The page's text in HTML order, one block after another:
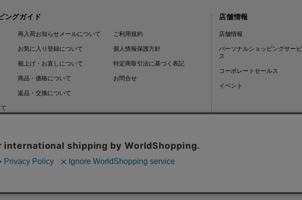
ングガイド
再入荷お知らせメールについて
お気に入り登録について
裾上げ・お直しについて
商品・価格について
返品・交換について
ご利用規約
個人情報保護方針
特定商取引法に基づく表記
お問合せ
店舗情報
店舗情報
パーソナルショッピングサービ
ス
コーポレートセールス
イベント